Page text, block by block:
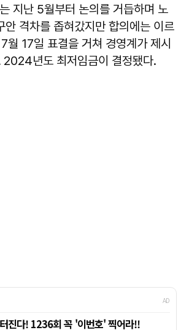
지난 5월부터 논의를 거듭하며 노
안 격차를 좁혀갔지만 합의에는 이르
월 17일 표결을 거쳐 경영계가 제시
년도 최저임금이 결정됐다.